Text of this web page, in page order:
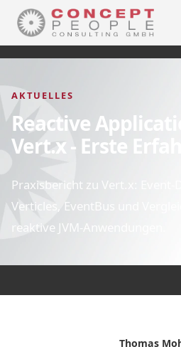
AKTUELLES
Reactive
Vert.x - Erste
Praxisbericht zu Vert.x: Event-
Verticles, EventBus und
reaktive JVM-Anwendungen.
Thomas